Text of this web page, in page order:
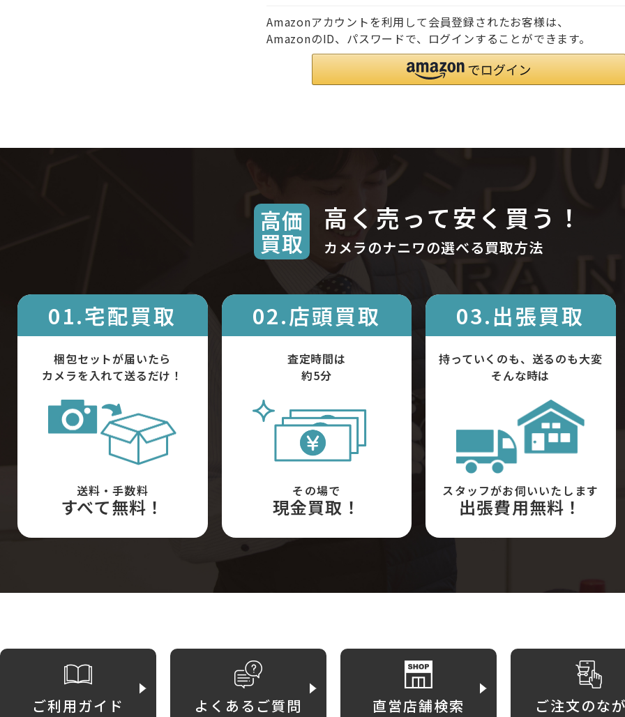
Amazonアカウントを利用して会員登録されたお客様は、
AmazonのID、パスワードで、ログインすることができます。
高価
買取
高く売って安く買う！
カメラのナニワの選べる買取方法
01.宅配買取
梱包セットが届いたら
カメラを入れて送るだけ！
送料・手数料
すべて無料！
02.店頭買取
査定時間は
約5分
その場で
現金買取！
03.出張買取
持っていくのも、送るのも大変
そんな時は
スタッフがお伺いいたします
出張費用無料！
ご利用ガイド よくあるご質問 直営店舗検索 ご注文のな